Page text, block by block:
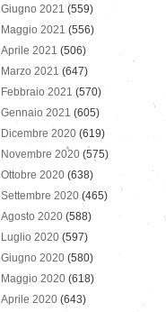
Giugno 2021(559)
Maggio 2021 (556)
Aprile 2021 (506)
Marzo 2021 (647)
Febbraio 2021 (570)
Gennaio 2021 (605)
Dicembre 2020 (619)
Novembre 2020 (575)
Ottobre 2020 (638)
Settembre 2020(465)
Agosto 2020 (588)
Luglio 2020 (597)
Giugno 2020 (580)
Maggio 2020 (618)
Aprile 2020 (643)